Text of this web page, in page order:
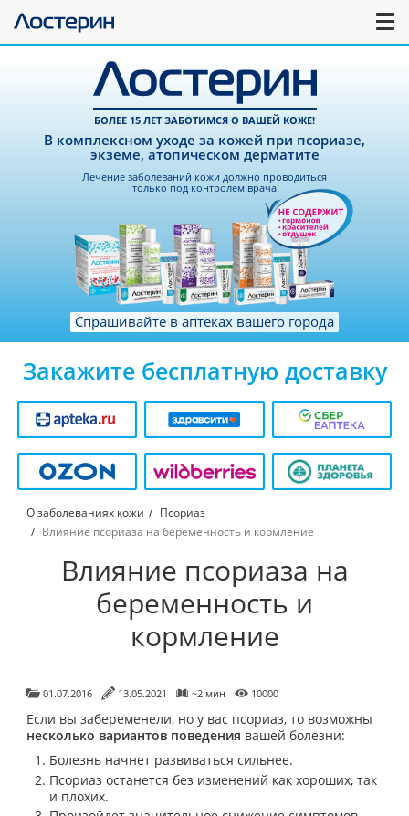
БОЛЕЕ 15 ЛЕТ ЗАБОТИМСЯ О ВАШЕЙ КОЖЕ!
В комплексном уходе за кожей при псориазе,
экземе, атопическом дерматите
Лечение заболеваний кожи должно проводиться
только под контролем врача
Спрашивайте в аптеках вашего города
Закажите бесплатную доставку
О заболеваниях кожи
Псориаз
Влияние псориаза на беременность и кормление
Влияние псориаза на
беременность и
кормление
01.07.2016 13.05.2021 ~2 мин 10000
Если вы забеременели, но у вас псориаз, то возможны
несколько вариантов поведения вашей болезни:
Болезнь начнет развиваться сильнее.
Псориаз останется без изменений как хороших, так
и плохих.